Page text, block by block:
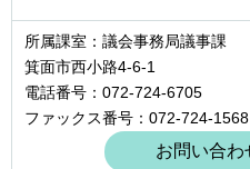
所属課室：議会事務局議事課
箕面市西小路4‐6‐1
電話番号：072-724-6705
ファックス番号：072-724-1568